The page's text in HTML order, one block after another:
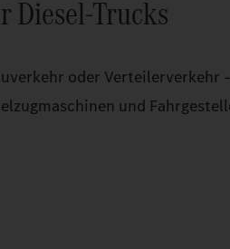
Diesel-Trucks
oder
und